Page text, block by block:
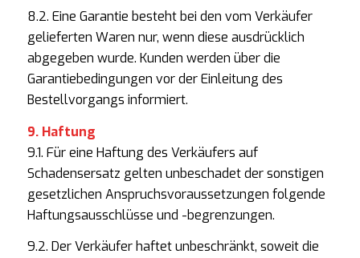
8.2. Eine Garantie besteht bei den vom Verkäufer
gelieferten Waren nur, wenn diese ausdrücklich
abgegeben wurde. Kunden werden über die
Garantiebedingungen vor der Einleitung des
Bestellvorgangs informiert.
9. Haftung
9.1. Für eine Haftung des Verkäufers auf
Schadensersatz gelten unbeschadet der sonstigen
gesetzlichen Anspruchsvoraussetzungen folgende
Haftungsausschlüsse und -begrenzungen.
9.2. Der Verkäufer haftet unbeschränkt, soweit die